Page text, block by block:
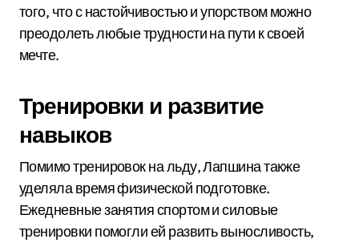
того, что с настойчивостью и упорством можно
преодолеть любые трудности на пути к своей
мечте.
Тренировки и развитие
навыков
Помимо тренировок на льду, Лапшина также
уделяла время физической подготовке.
Ежедневные занятия спортом и силовые
тренировки помогли ей развить выносливость,